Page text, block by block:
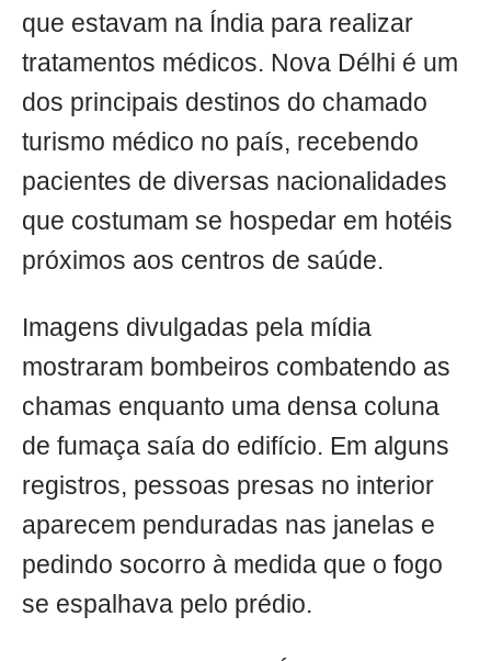
que estavam na Índia para realizar
tratamentos médicos. Nova Délhi é um
dos principais destinos do chamado
turismo médico no país, recebendo
pacientes de diversas nacionalidades
que costumam se hospedar em hotéis
próximos aos centros de saúde.
Imagens divulgadas pela mídia
mostraram bombeiros combatendo as
chamas enquanto uma densa coluna
de fumaça saía do edifício. Em alguns
registros, pessoas presas no interior
aparecem penduradas nas janelas e
pedindo socorro à medida que o fogo
se espalhava pelo prédio.